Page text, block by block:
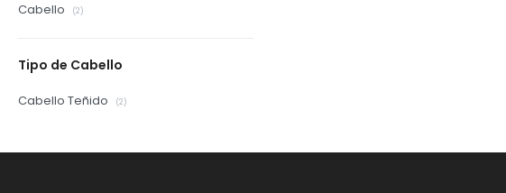
Cabello (2)
Tipo de Cabello
Cabello Teñido (2)